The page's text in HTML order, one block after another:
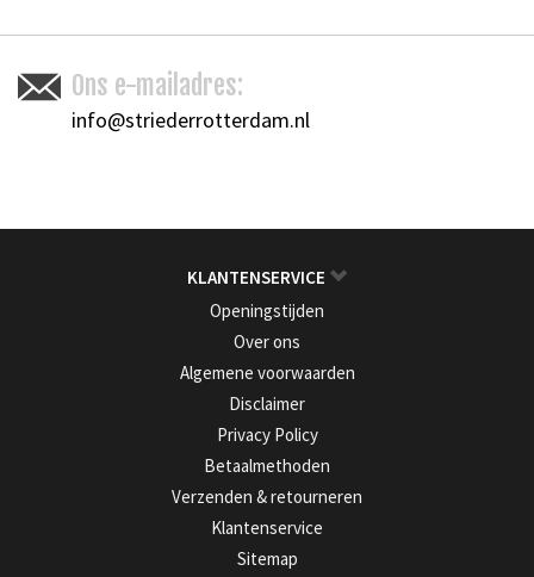
Ons e-mailadres:
info@striederrotterdam.nl
KLANTENSERVICE
Openingstijden
Over ons
Algemene voorwaarden
Disclaimer
Privacy Policy
Betaalmethoden
Verzenden & retourneren
Klantenservice
Sitemap